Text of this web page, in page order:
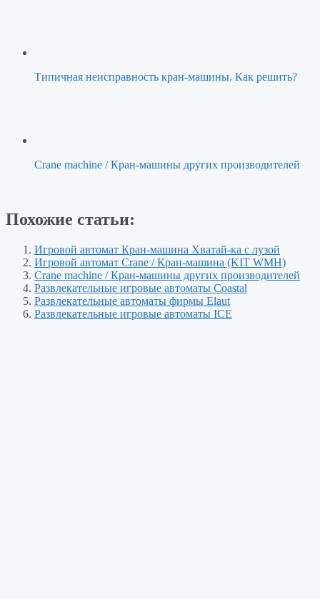
Типичная неисправность кран-машины. Как решить?
Crane machine / Кран-машины других производителей
Похожие статьи:
Игровой автомат Кран-машина Хватай-ка с лузой
Игровой автомат Crane / Кран-машина (KIT WMH)
Crane machine / Кран-машины других производителей
Развлекательные игровые автоматы Coastal
Развлекательные автоматы фирмы Elaut
Развлекательные игровые автоматы ICE